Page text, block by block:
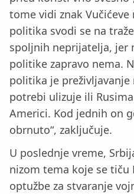
tome vidi znak Vučićeve
politika svodi se na
spoljnih neprijatelja, jer
politike zapravo nema.
politika je preživljavanje
potrebi ulizuje ili
Americi. Kod jednih on
obrnuto“, zaključuje.
U poslednje vreme,
nizom tema koje se tiču
optužbe za stvaranje